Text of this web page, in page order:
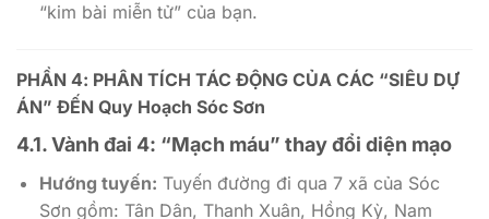
“kim bài miễn tử” của bạn.
PHẦN 4: PHÂN TÍCH TÁC ĐỘNG CỦA CÁC “SIÊU DỰ
ÁN” ĐẾN Quy Hoạch Sóc Sơn
4.1. Vành đai 4: “Mạch máu” thay đổi diện mạo
Hướng tuyến: Tuyến đường đi qua 7 xã của Sóc
Sơn gồm: Tân Dân, Thanh Xuân, Hồng Kỳ, Nam